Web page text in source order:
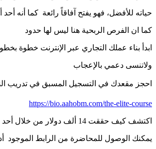
حياته للأفضل، فهو يفتح آفاقاً رائعة كما أنه
كما ان الفرص الربحية هنا ليس لها حدود
ابدأ بناء عملك التجاري عبر الإنترنت خطوة
ولاتنسى دعمي بالإعجاب
احجز مقعدك في التسجيل المسبق في تدريب
https://bio.aahobm.com/the-elite-course
اكتشف كيف حققت 14 ألف دولار من خلال أحد أهم مجالات العمل اليوم
يمكنك الوصول للمحاضرة من الرابط الموجود